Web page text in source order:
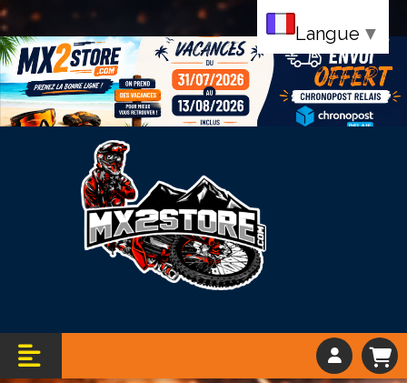
Bandeau vacance
Langue ▼